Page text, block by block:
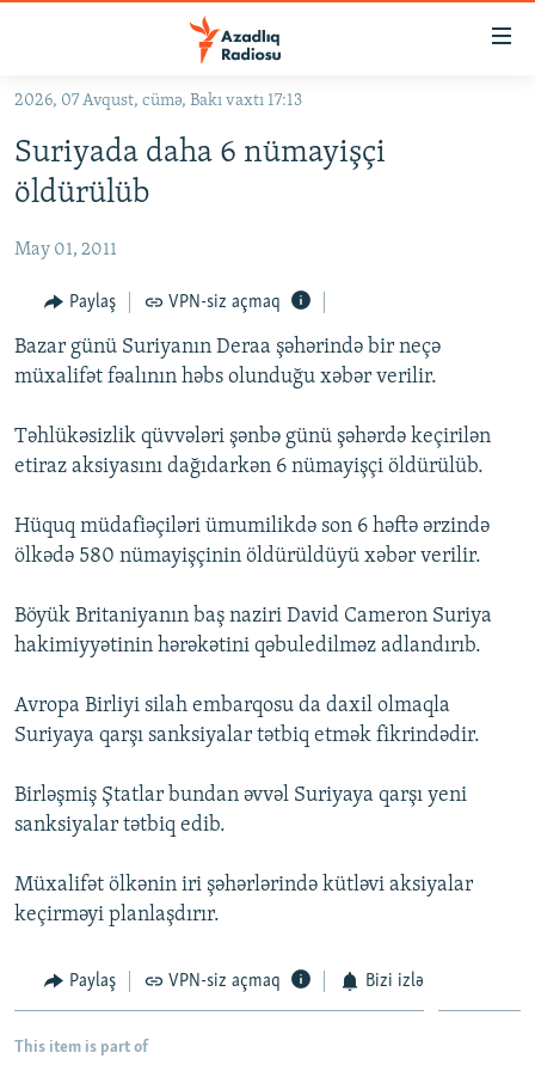
Əsas
qayıt
Əsas
qayıt
#İZAHLA
#ƏSLINDƏ
FƏRQƏ BAX
QANUNI DOĞRU
ARAŞDIRMA
MULTIMEDIA
VIDEO
FOTOQALEREYA
İNFOQRAFIKA
KARIKATURA
RADIO ARXIV
OXU ZALI
AZƏRBAYCAN ƏDƏBIYYATI KITABXANASI
İSLAM VƏ DEMOKRATIYA
İZ - MƏDƏNIYYƏT PROQRAMI
HAQQIMIZDA
MISSIYAMIZ
PEŞƏ ETIKASI VƏ JURNALISTIKA STANDARTLARIMIZ
MATERIALLARIMIZDAN ISTIFADƏ
BIZIMLƏ ƏLAQƏ
RFE/RL-in bütün saytları
2026, 07 Avqust, cümə, Bakı vaxtı 17:13
Suriyada daha 6 nümayişçi
öldürülüb
May 01, 2011
Paylaş VPN-siz açmaq
Bazar günü Suriyanın Deraa şəhərində bir neçə
müxalifət fəalının həbs olunduğu xəbər verilir.
Təhlükəsizlik qüvvələri şənbə günü şəhərdə keçirilən
etiraz aksiyasını dağıdarkən 6 nümayişçi öldürülüb.
Hüquq müdafiəçiləri ümumilikdə son 6 həftə ərzində
ölkədə 580 nümayişçinin öldürüldüyü xəbər verilir.
Böyük Britaniyanın baş naziri David Cameron Suriya
hakimiyyətinin hərəkətini qəbuledilməz adlandırıb.
Avropa Birliyi silah embarqosu da daxil olmaqla
Suriyaya qarşı sanksiyalar tətbiq etmək fikrindədir.
Birləşmiş Ştatlar bundan əvvəl Suriyaya qarşı yeni
sanksiyalar tətbiq edib.
Müxalifət ölkənin iri şəhərlərində kütləvi aksiyalar
keçirməyi planlaşdırır.
Paylaş VPN-siz açmaq Bizi izlə
This item is part of